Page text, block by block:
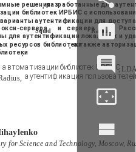
решения
, разработанные для
библиотек ИРБИС с
аутентификации для
сервера
Squid и сервераRadius.
для аутентификации локальных и
ресурсов библиотеки
, а также
.
автоматизации библиотек ИРБИС,
аутентификация .
for Science and Technology, Moscow,